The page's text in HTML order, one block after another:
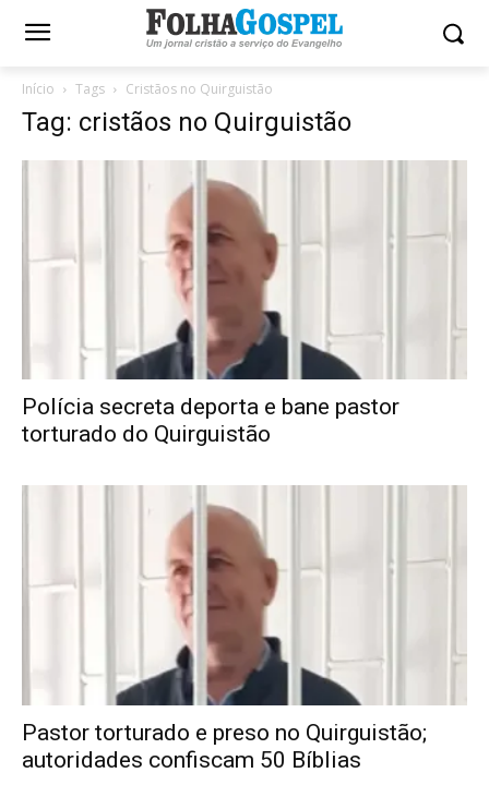
Início Tags Cristãos no Quirguistão
Tag: cristãos no Quirguistão
Polícia secreta deporta e bane pastor
torturado do Quirguistão
Pastor torturado e preso no Quirguistão;
autoridades confiscam 50 Bíblias